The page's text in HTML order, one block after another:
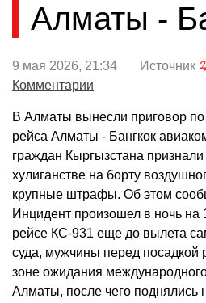
Алматы -
9 мая 2026, 21:34 Источник
Комментарии
В Алматы вынесли приговор по
рейса Алматы - Бангкок
граждан Кыргызстана
хулиганстве на борту
крупные штрафы. Об этом
Инцидент произошел в ночь на
рейсе КС-931 еще до вылета
суда, мужчины перед посадкой
зоне ожидания
Алматы, после чего поднялись